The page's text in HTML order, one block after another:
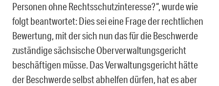
Personen ohne Rechtsschutzinteresse?“, wurde wie
folgt beantwortet: Dies sei eine Frage der rechtlichen
Bewertung, mit der sich nun das für die Beschwerde
zuständige sächsische Oberverwaltungsgericht
beschäftigen müsse. Das Verwaltungsgericht hätte
der Beschwerde selbst abhelfen dürfen, hat es aber